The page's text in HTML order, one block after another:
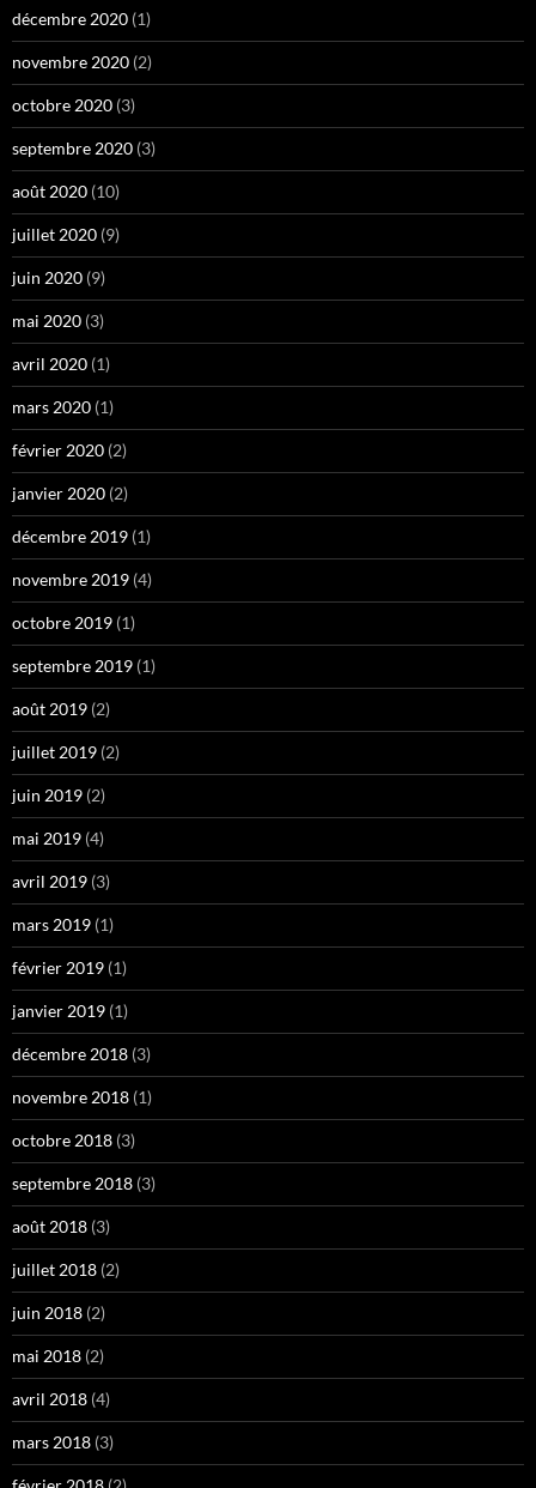
décembre 2020 (1)
novembre 2020 (2)
octobre 2020 (3)
septembre 2020 (3)
août 2020 (10)
juillet 2020 (9)
juin 2020 (9)
mai 2020 (3)
avril 2020 (1)
mars 2020 (1)
février 2020 (2)
janvier 2020 (2)
décembre 2019 (1)
novembre 2019 (4)
octobre 2019 (1)
septembre 2019 (1)
août 2019 (2)
juillet 2019 (2)
juin 2019 (2)
mai 2019 (4)
avril 2019 (3)
mars 2019 (1)
février 2019 (1)
janvier 2019 (1)
décembre 2018 (3)
novembre 2018 (1)
octobre 2018 (3)
septembre 2018 (3)
août 2018 (3)
juillet 2018 (2)
juin 2018 (2)
mai 2018 (2)
avril 2018 (4)
mars 2018 (3)